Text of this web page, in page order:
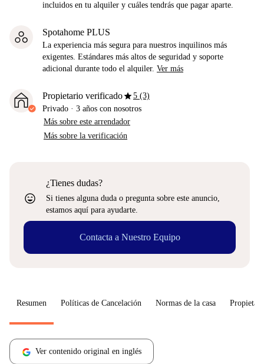
incluidos en tu alquiler y cuáles tendrás que pagar aparte.
Spotahome PLUS
La experiencia más segura para nuestros inquilinos más
exigentes. Estándares más altos de seguridad y soporte
adicional durante todo el alquiler. Ver más
Propietario verificadostar5 (3)
Privado · 3 años con nosotros
Más sobre este arrendador
Más sobre la verificación
sentiment_very_satisfied
¿Tienes dudas?
Si tienes alguna duda o pregunta sobre este anuncio,
estamos aquí para ayudarte.
Contacta a Nuestro Equipo
Resumen Políticas de Cancelación Normas de la casa
Ver contenido original en inglés